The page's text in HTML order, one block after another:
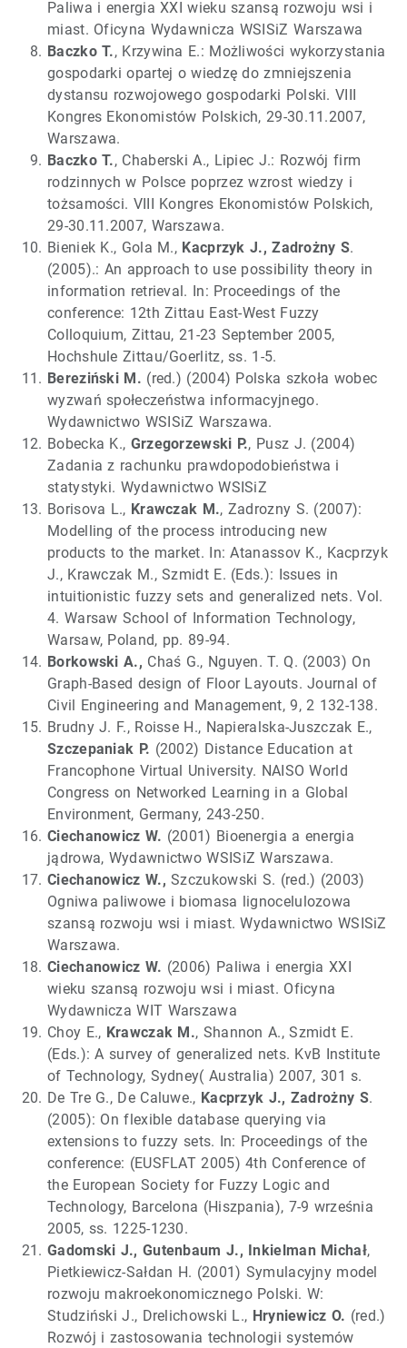
Paliwa i energia XXI wieku szansą rozwoju wsi i
miast. Oficyna Wydawnicza WSISiZ Warszawa
Baczko T., Krzywina E.: Możliwości wykorzystania
gospodarki opartej o wiedzę do zmniejszenia
dystansu rozwojowego gospodarki Polski. VIII
Kongres Ekonomistów Polskich, 29-30.11.2007,
Warszawa.
Baczko T., Chaberski A., Lipiec J.: Rozwój firm
rodzinnych w Polsce poprzez wzrost wiedzy i
tożsamości. VIII Kongres Ekonomistów Polskich,
29-30.11.2007, Warszawa.
Bieniek K., Gola M., Kacprzyk J., Zadrożny S.
(2005).: An approach to use possibility theory in
information retrieval. In: Proceedings of the
conference: 12th Zittau East-West Fuzzy
Colloquium, Zittau, 21-23 September 2005,
Hochshule Zittau/Goerlitz, ss. 1-5.
Bereziński M. (red.) (2004) Polska szkoła wobec
wyzwań społeczeństwa informacyjnego.
Wydawnictwo WSISiZ Warszawa.
Bobecka K., Grzegorzewski P., Pusz J. (2004)
Zadania z rachunku prawdopodobieństwa i
statystyki. Wydawnictwo WSISiZ
Borisova L., Krawczak M., Zadrozny S. (2007):
Modelling of the process introducing new
products to the market. In: Atanassov K., Kacprzyk
J., Krawczak M., Szmidt E. (Eds.): Issues in
intuitionistic fuzzy sets and generalized nets. Vol.
4. Warsaw School of Information Technology,
Warsaw, Poland, pp. 89-94.
Borkowski A., Chaś G., Nguyen. T. Q. (2003) On
Graph-Based design of Floor Layouts. Journal of
Civil Engineering and Management, 9, 2 132-138.
Brudny J. F., Roisse H., Napieralska-Juszczak E.,
Szczepaniak P. (2002) Distance Education at
Francophone Virtual University. NAISO World
Congress on Networked Learning in a Global
Environment, Germany, 243-250.
Ciechanowicz W. (2001) Bioenergia a energia
jądrowa, Wydawnictwo WSISiZ Warszawa.
Ciechanowicz W., Szczukowski S. (red.) (2003)
Ogniwa paliwowe i biomasa lignocelulozowa
szansą rozwoju wsi i miast. Wydawnictwo WSISiZ
Warszawa.
Ciechanowicz W. (2006) Paliwa i energia XXI
wieku szansą rozwoju wsi i miast. Oficyna
Wydawnicza WIT Warszawa
Choy E., Krawczak M., Shannon A., Szmidt E.
(Eds.): A survey of generalized nets. KvB Institute
of Technology, Sydney( Australia) 2007, 301 s.
De Tre G., De Caluwe., Kacprzyk J., Zadrożny S.
(2005): On flexible database querying via
extensions to fuzzy sets. In: Proceedings of the
conference: (EUSFLAT 2005) 4th Conference of
the European Society for Fuzzy Logic and
Technology, Barcelona (Hiszpania), 7-9 września
2005, ss. 1225-1230.
Gadomski J., Gutenbaum J., Inkielman Michał,
Pietkiewicz-Sałdan H. (2001) Symulacyjny model
rozwoju makroekonomicznego Polski. W:
Studziński J., Drelichowski L., Hryniewicz O. (red.)
Rozwój i zastosowania technologii systemów